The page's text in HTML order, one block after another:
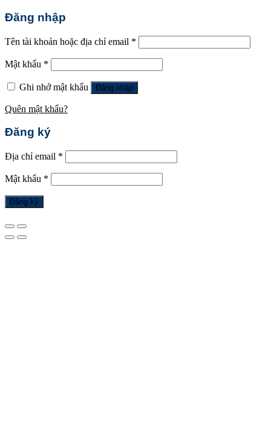
Đăng nhập
Tên tài khoản hoặc địa chỉ email *
Mật khẩu *
Ghi nhớ mật khẩu Đăng nhập
Quên mật khẩu?
Đăng ký
Địa chỉ email *
Mật khẩu *
Đăng ký